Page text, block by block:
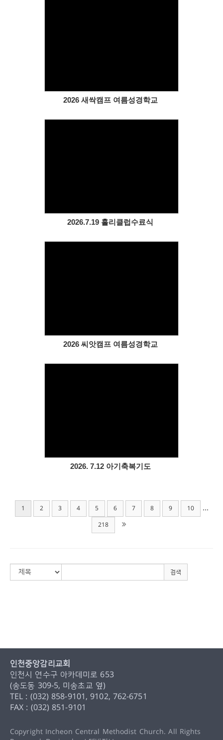
2026 새싹캠프 여름성경학교
2026.7.19 홀리클럽수료식
2026 씨앗캠프 여름성경학교
2026. 7.12 아기축복기도
1 2 3 4 5 6 7 8 9 10 ...
218
검색
인천중앙감리교회
인천시 연수구 아카데미로 653
(송도동 309-5, 미송초교 옆)
TEL : (032) 858-9101, 9102, 762-6751
FAX : (032) 851-9101
Copyright Incheon Central Methodist Church. All Rights